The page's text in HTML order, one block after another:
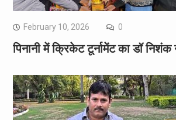
February 10, 2026 0
पिनानी में क्रिकेट टूर्नामेंट का डॉ